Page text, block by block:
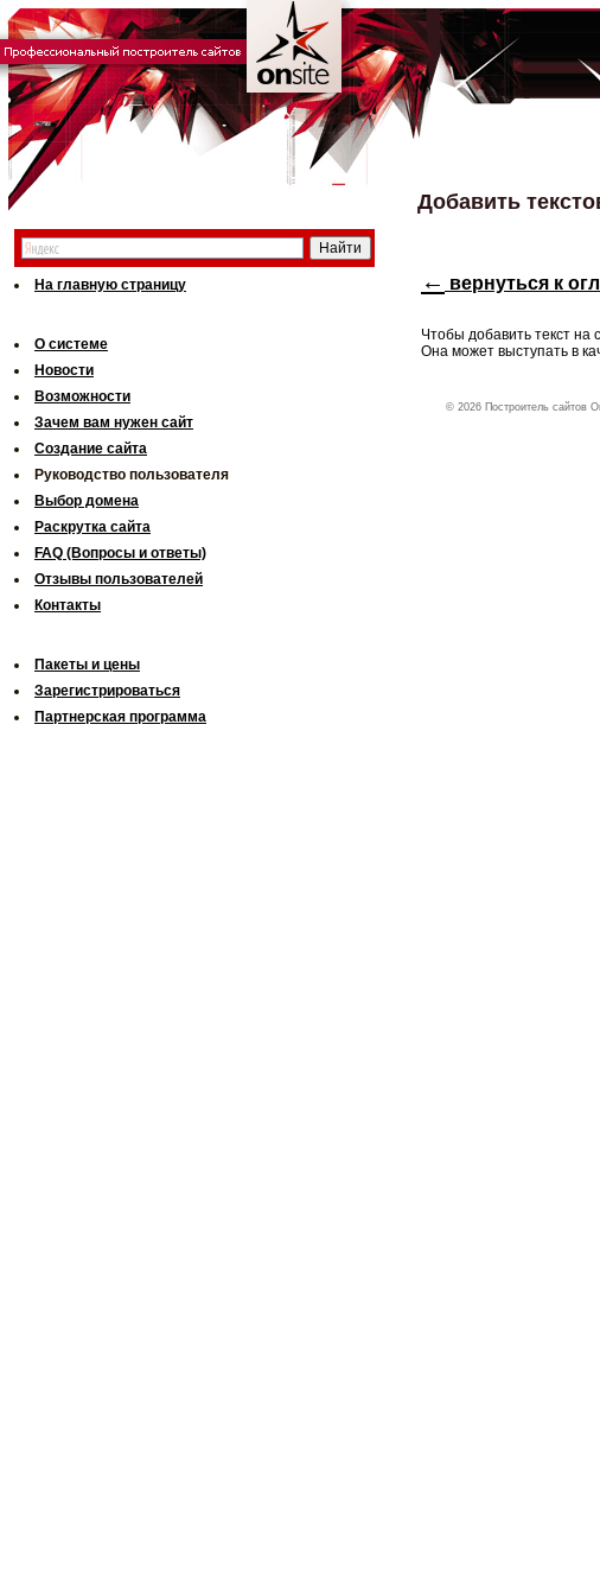
На главную страницу
О системе
Новости
Возможности
Зачем вам нужен сайт
Создание сайта
Руководство пользователя
Выбор домена
Раскрутка сайта
FAQ (Вопросы и ответы)
Отзывы пользователей
Контакты
Пакеты и цены
Зарегистрироваться
Партнерская программа
Добавить
← вернуться к
Чтобы добавить текст на
Она может выступать в
© 2026 Построитель сайтов